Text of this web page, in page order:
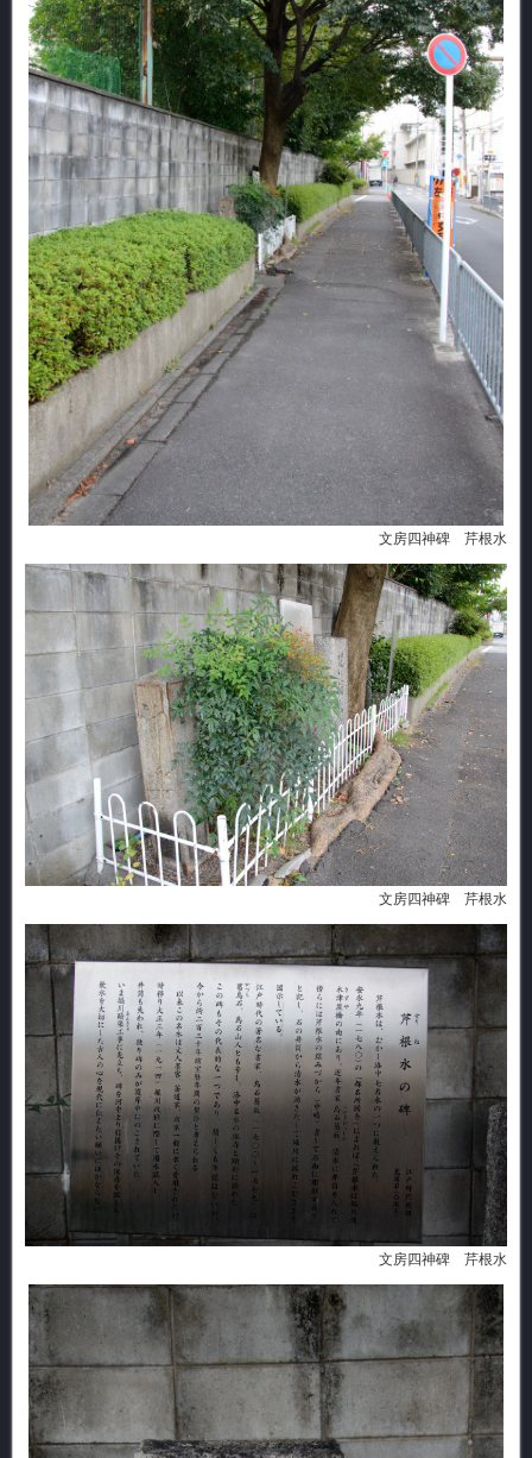
文房四神碑 芹根水
文房四神碑 芹根水
文房四神碑 芹根水